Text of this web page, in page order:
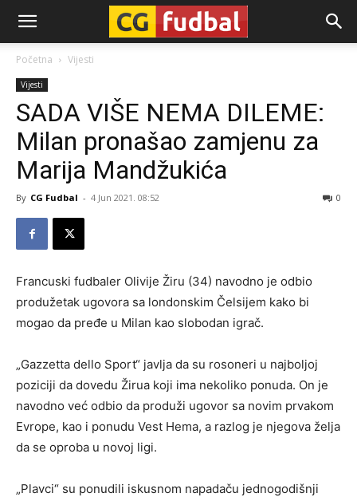
CG-
Fudbal
Početna Vijesti
Vijesti
SADA VIŠE NEMA DILEME:
Milan pronašao zamjenu za
Marija Mandžukića
By CG Fudbal - 4 Jun 2021. 08:52 0
Francuski fudbaler Olivije Žiru (34) navodno je odbio
produžetak ugovora sa londonskim Čelsijem kako bi
mogao da pređe u Milan kao slobodan igrač.
„Gazzetta dello Sport“ javlja da su rosoneri u najboljoj
poziciji da dovedu Žirua koji ima nekoliko ponuda. On je
navodno već odbio da produži ugovor sa novim prvakom
Evrope, kao i ponudu Vest Hema, a razlog je njegova želja
da se oproba u novoj ligi.
„Plavci“ su ponudili iskusnom napadaču jednogodišnji